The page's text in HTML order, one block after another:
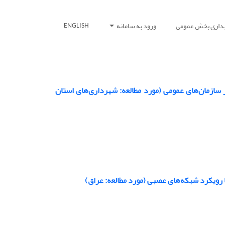
بخش عمومی ورود به سامانه ENGLISH
سازمان‌های عمومی (مورد مطالعه: شهرداری‌های استان
شبکه‌های عصبی (مورد مطالعه‌: عراق)